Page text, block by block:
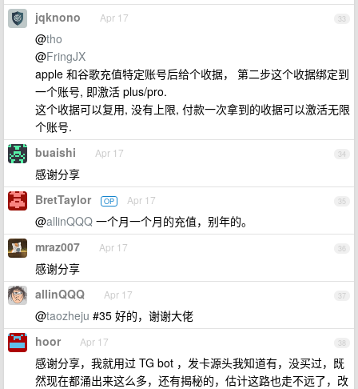
33
jqknono Apr 17
@tho
@FringJX
apple 和谷歌充值特定账号后给个收据， 第二步这个收据绑定到
一个账号, 即激活 plus/pro.
这个收据可以复用, 没有上限, 付款一次拿到的收据可以激活无限
个账号.
34
buaishi Apr 17
感谢分享
35
BretTaylor OP Apr 17
@allinQQQ 一个月一个月的充值，别年的。
36
mraz007 Apr 17
感谢分享
37
allinQQQ Apr 17
@taozheju #35 好的，谢谢大佬
38
hoor Apr 17
感谢分享，我就用过 TG bot ，发卡源头我知道有，没买过，既
然现在都涌出来这么多，还有揭秘的，估计这路也走不远了，改